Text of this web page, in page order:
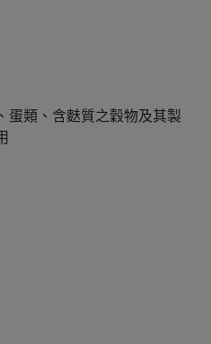
蛋類、含麩質之穀物及其製